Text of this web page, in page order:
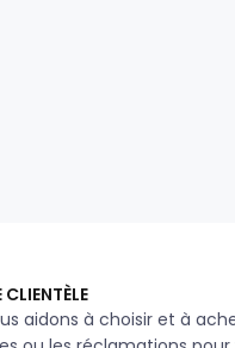
CLIENTÈLE
aidons à choisir et à